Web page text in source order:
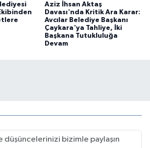
Aziz İhsan Aktaş
Davası'nda Kritik Ara Karar:
Avcılar Belediye Başkanı
Çaykara'ya Tahliye, İki
Başkana Tutukluluğa
Devam